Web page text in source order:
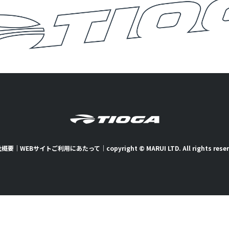
要｜ WEBサイトご利用にあたって ｜ copyright © MARUI LTD. All rights